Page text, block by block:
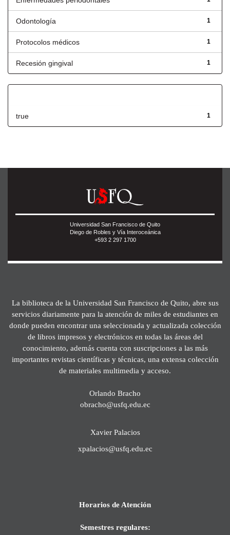
1
Odontología
1
Protocolos médicos
1
Recesión gingival
1
true
Universidad San Francisco de Quito
Diego de Robles y Vía Interoceánica
+593 2 297 1700
La biblioteca de la Universidad San Francisco de Quito, abre sus
servicios diariamente para la atención de miles de estudiantes en
donde pueden encontrar una seleccionada y actualizada colección
de libros impresos y electrónicos en todas las áreas del
conocimiento, además cuenta con suscripciones a las más
importantes revistas científicas y técnicas, una extensa colección
de materiales multimedia y acceso.
Orlando Bracho
obracho@usfq.edu.ec
Xavier Palacios
xpalacios@usfq.edu.ec
Horarios de Atención
Semestres regulares: